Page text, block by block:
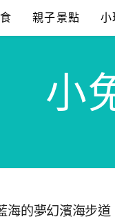
親子景點 小
小
海的夢幻濱海步道